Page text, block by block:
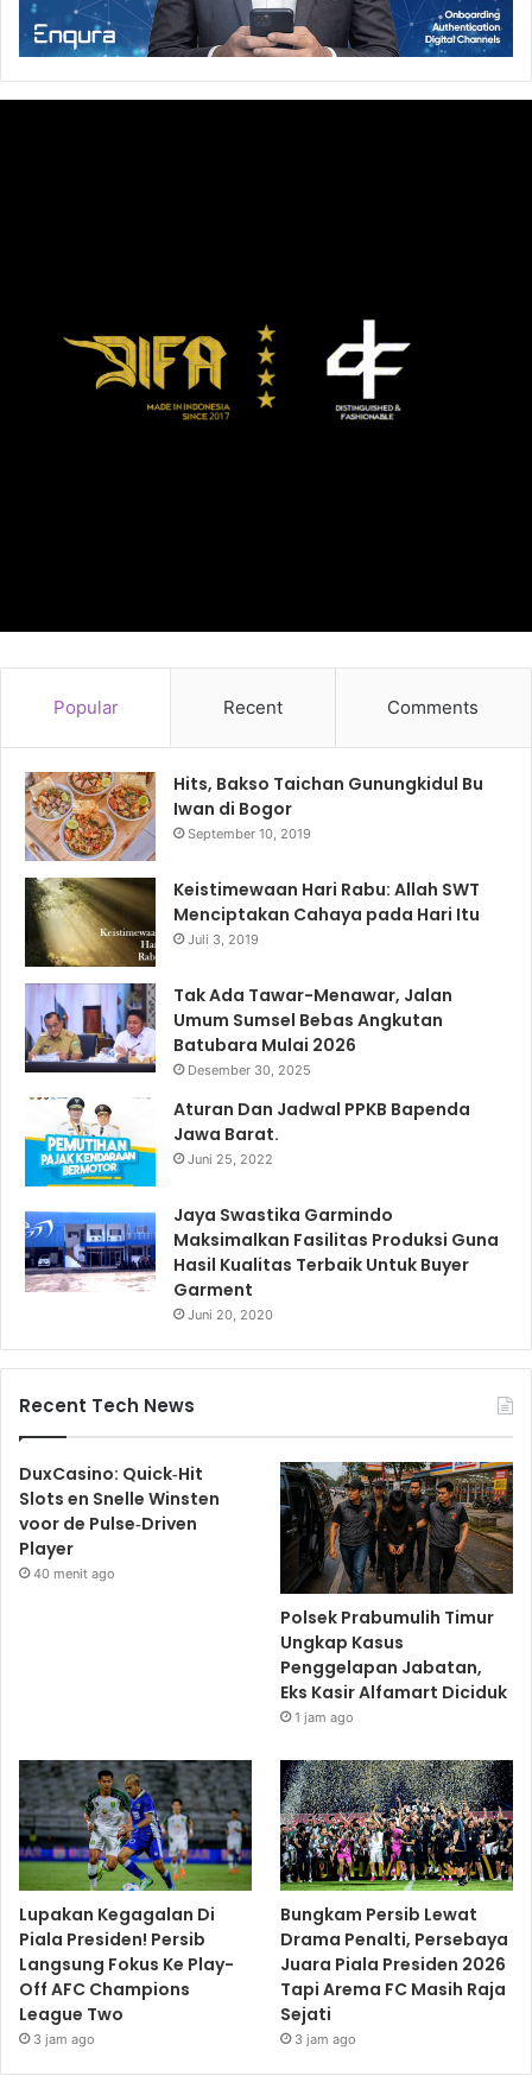
Popular Recent Comments
Hits, Bakso Taichan Gunungkidul Bu
Iwan di Bogor
September 10, 2019
Keistimewaan Hari Rabu: Allah SWT
Menciptakan Cahaya pada Hari Itu
Juli 3, 2019
Tak Ada Tawar-Menawar, Jalan
Umum Sumsel Bebas Angkutan
Batubara Mulai 2026
Desember 30, 2025
Aturan Dan Jadwal PPKB Bapenda
Jawa Barat.
Juni 25, 2022
Jaya Swastika Garmindo
Maksimalkan Fasilitas Produksi Guna
Hasil Kualitas Terbaik Untuk Buyer
Garment
Juni 20, 2020
Recent Tech News
DuxCasino: Quick‑Hit
Slots en Snelle Winsten
voor de Pulse‑Driven
Player
40 menit ago
Polsek Prabumulih Timur
Ungkap Kasus
Penggelapan Jabatan,
Eks Kasir Alfamart Diciduk
1 jam ago
Lupakan Kegagalan Di
Piala Presiden! Persib
Langsung Fokus Ke Play-
Off AFC Champions
League Two
3 jam ago
Bungkam Persib Lewat
Drama Penalti, Persebaya
Juara Piala Presiden 2026
Tapi Arema FC Masih Raja
Sejati
3 jam ago